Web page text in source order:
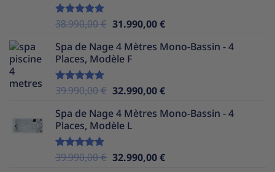
Note5.00
38.990,00€ Le
initial
était :
31.990,00€Le
actuel
Spa de Nage 4 Mètres Mono-Bassin - 4
Places, Modèle F
Note5.00
39.990,00€ Le
initial
était :
32.990,00€Le
actuel
Spa de Nage 4 Mètres Mono-Bassin - 4
Places, Modèle L
Note5.00
39.990,00€ Le
32.990,00€Le